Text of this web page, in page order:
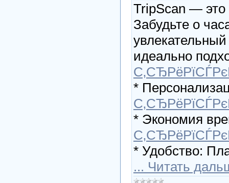
TripScan — это
Забудьте о
идеально
*
* Экономия
* Удобство:
... Читать